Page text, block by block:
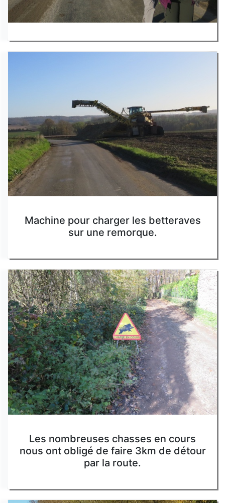
Machine pour charger les betteraves
sur une remorque.
Les nombreuses chasses en cours
nous ont obligé de faire 3km de détour
par la route.